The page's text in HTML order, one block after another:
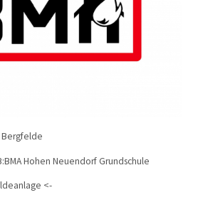
Bergfelde
Hohen Neuendorf Grundschule
<-